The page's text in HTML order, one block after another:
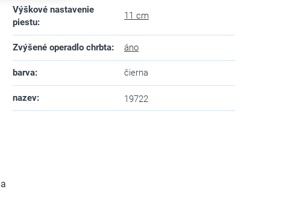
a
Výškové nastavenie
piestu:
11 cm
Zvýšené operadlo chrbta: áno
barva: čierna
nazev: 19722